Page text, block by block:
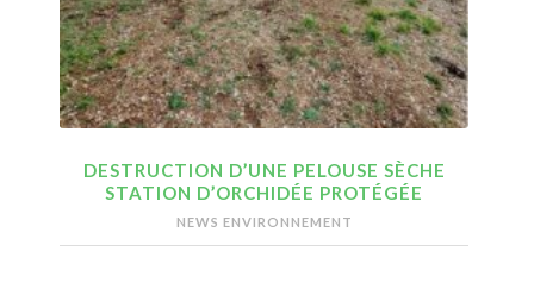
DESTRUCTION D’UNE PELOUSE SÈCHE
STATION D’ORCHIDÉE PROTÉGÉE
NEWS ENVIRONNEMENT